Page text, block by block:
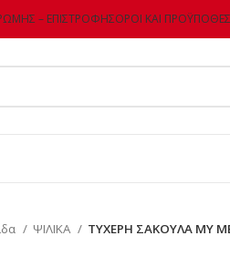
– ΕΠΙΣΤΡΌΦΗΣΌΡΟΙ ΚΑΙ
ΨΙΛΙΚΑ ΤΥΧΕΡΗ ΣΑΚΟΥΛΑ MY